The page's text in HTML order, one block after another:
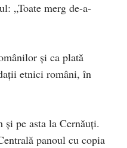
„Toate merg de-a-
și ca plată
etnici români, în
și pe asta la Cernăuți.
panoul cu copia